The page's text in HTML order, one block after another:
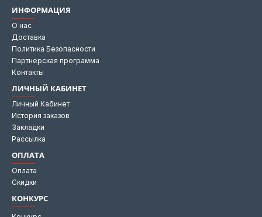
ИНФОРМАЦИЯ
О нас
Доставка
Политика Безопасности
Партнерская программа
Контакты
ЛИЧНЫЙ КАБИНЕТ
Личный Кабинет
История заказов
Закладки
Рассылка
ОПЛАТА
Оплата
Скидки
КОНКУРС